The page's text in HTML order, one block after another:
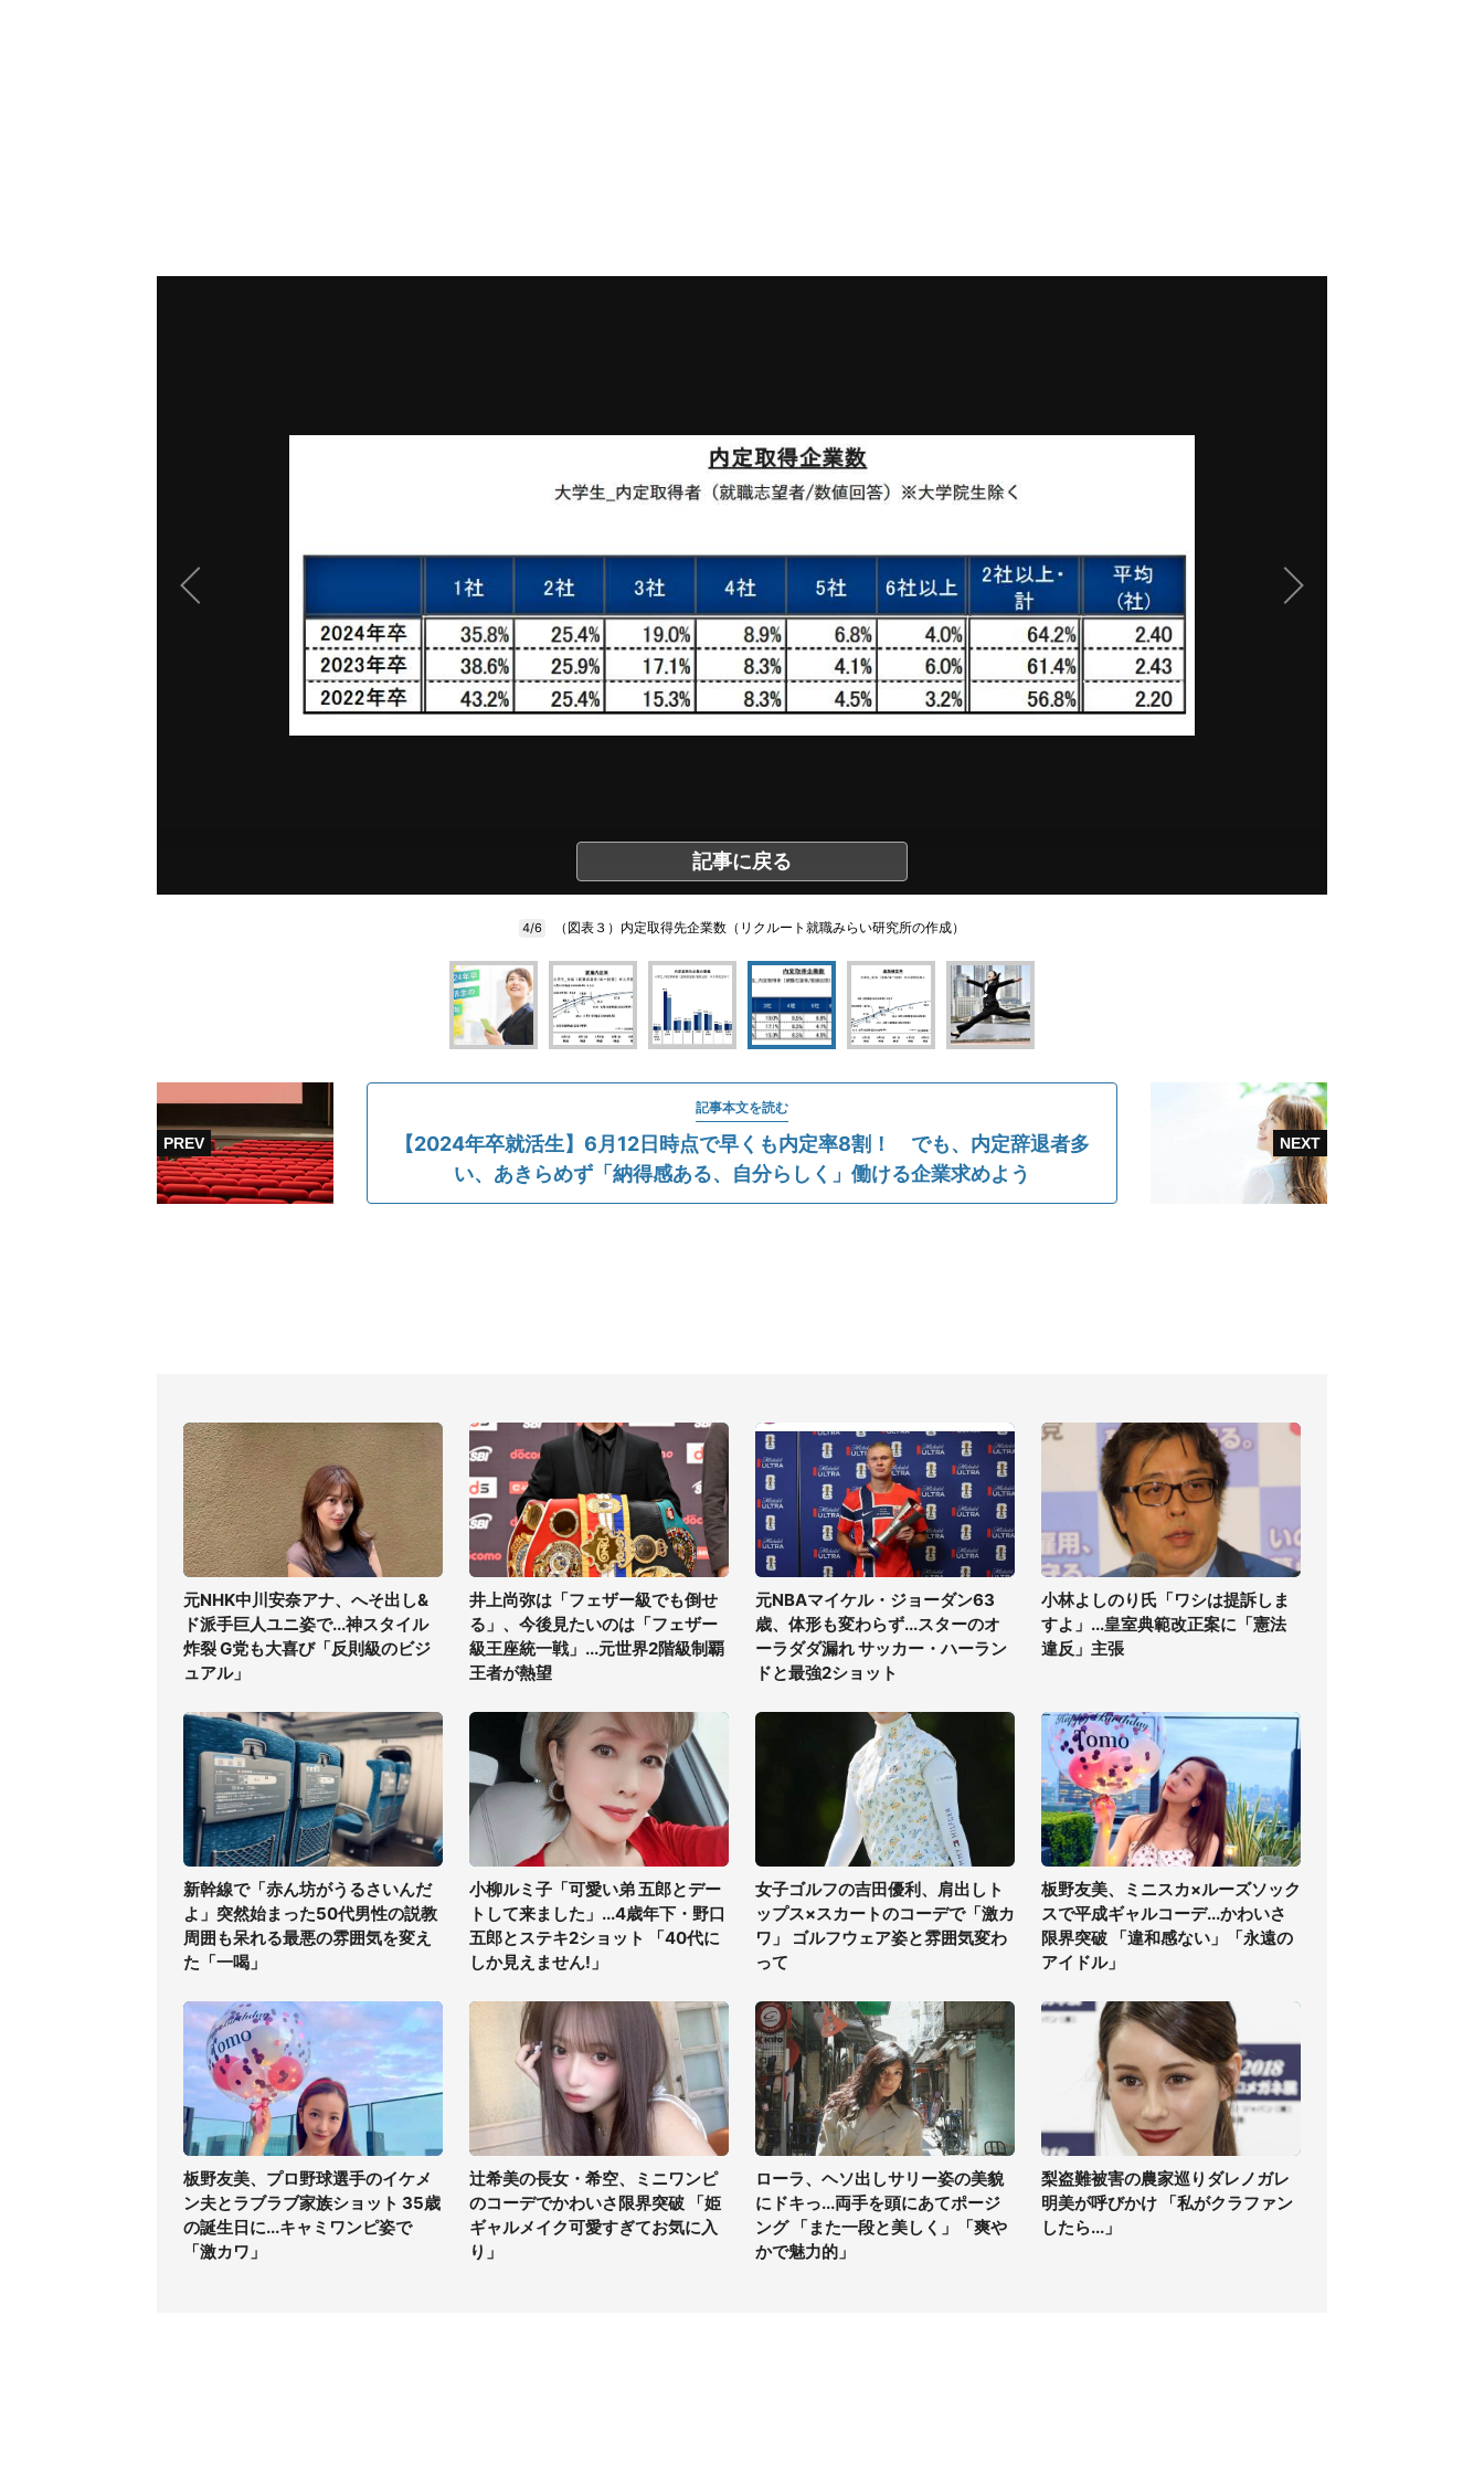
記事に戻る
4/6 （図表３）内定取得先企業数（リクルート就職みらい研究所の作成）
記事本文を読む
【2024年卒就活生】6月12日時点で早くも内定率8割！ でも、内定辞退者多
い、あきらめず「納得感ある、自分らしく」働ける企業求めよう
元NHK中川安奈アナ、へそ出し&
ド派手巨人ユニ姿で...神スタイル
炸裂 G党も大喜び「反則級のビジ
ュアル」
井上尚弥は「フェザー級でも倒せ
る」、今後見たいのは「フェザー
級王座統一戦」...元世界2階級制覇
王者が熱望
元NBAマイケル・ジョーダン63
歳、体形も変わらず...スターのオ
ーラダダ漏れ サッカー・ハーラン
ドと最強2ショット
小林よしのり氏「ワシは提訴しま
すよ」...皇室典範改正案に「憲法
違反」主張
新幹線で「赤ん坊がうるさいんだ
よ」突然始まった50代男性の説教
周囲も呆れる最悪の雰囲気を変え
た「一喝」
小柳ルミ子「可愛い弟 五郎とデー
トして来ました」...4歳年下・野口
五郎とステキ2ショット 「40代に
しか見えません!」
女子ゴルフの吉田優利、肩出しト
ップス×スカートのコーデで「激カ
ワ」 ゴルフウェア姿と雰囲気変わ
って
板野友美、ミニスカ×ルーズソック
スで平成ギャルコーデ...かわいさ
限界突破 「違和感ない」「永遠の
アイドル」
板野友美、プロ野球選手のイケメ
ン夫とラブラブ家族ショット 35歳
の誕生日に...キャミワンピ姿で
「激カワ」
辻希美の長女・希空、ミニワンピ
のコーデでかわいさ限界突破 「姫
ギャルメイク可愛すぎてお気に入
り」
ローラ、ヘソ出しサリー姿の美貌
にドキっ...両手を頭にあてポージ
ング 「また一段と美しく」「爽や
かで魅力的」
梨盗難被害の農家巡りダレノガレ
明美が呼びかけ 「私がクラファン
したら...」